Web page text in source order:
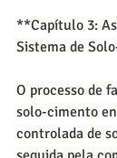
**Capítulo 3:
Sistema de
O processo de
solo-cimento
controlada de